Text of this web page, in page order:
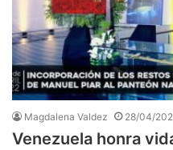
Magdalena Valdez 28/04/
Venezuela honra